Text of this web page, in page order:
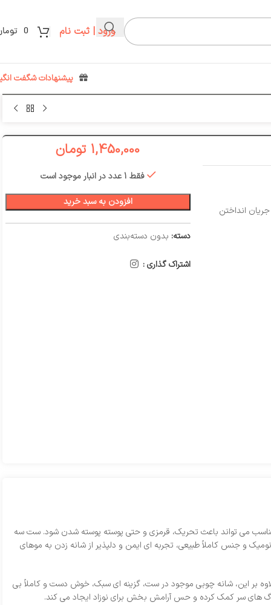
ورود | ثبت نام 0
پیشنهادات شگفت
انداختن
1,450,000 تومان
فقط 1 عدد در انبار موجود است
افزودن به سبد خرید
دسته: بدون دسته‌بندی
اشتراک گذاری :
می‌ تواند باعث تحریک، قرمزی و حتی پوسته‌ پوسته شدن شود. ست سه‌
و جنس کاملاً طبیعی، تجربه‌ ای ایمن و دلپذیر از شانه‌ زدن به موهای
علاوه بر این، شانه چوبی موجود در ست، گزینه‌ ای سبک، خوش‌ دست و کاملاً بی‌
های سر کمک کرده و حس آرامش‌ بخش برای نوزاد ایجاد می‌ کند.